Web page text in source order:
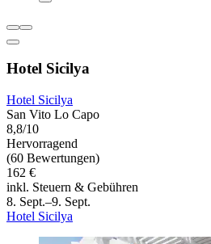
Hotel Sicilya
Hotel Sicilya
San Vito Lo Capo
8,8/10
Hervorragend
(60 Bewertungen)
162 €
inkl. Steuern & Gebühren
8. Sept.–9. Sept.
Hotel Sicilya